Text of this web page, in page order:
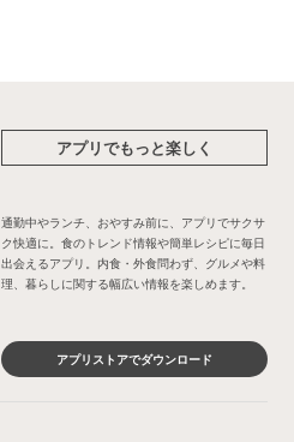
アプリでもっと楽しく
通勤中やランチ、おやすみ前に、アプリでサクサ
ク快適に。食のトレンド情報や簡単レシピに毎日
出会えるアプリ。内食・外食問わず、グルメや料
理、暮らしに関する幅広い情報を楽しめます。
アプリストアでダウンロード